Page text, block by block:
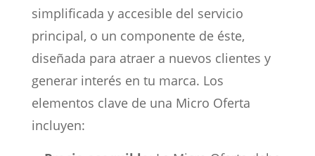
simplificada y accesible del servicio
principal, o un componente de éste,
diseñada para atraer a nuevos clientes y
generar interés en tu marca. Los
elementos clave de una Micro Oferta
incluyen: